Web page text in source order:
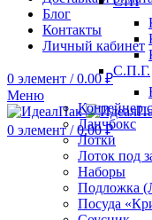
Блог
Контакты
Личный кабинет
0 элемент / 0.00₽
Меню
0 элемент / 0.00₽
С.П.Г.
Контейнер
Ланчбокс
Лотки
Лоток под
Наборы
Подложка
Посуда